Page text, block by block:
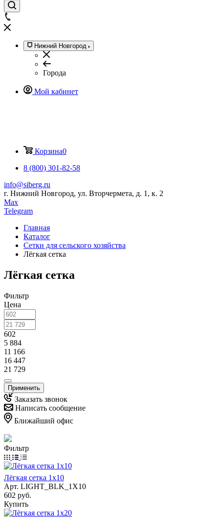
Нижний Новгород
Города
Мой кабинет
Корзина0
8 (800) 301-82-58
info@siberg.ru
г. Нижний Новгород, ул. Вторчермета, д. 1, к. 2
Max
Telegram
Главная
Каталог
Сетки для сельского хозяйства
Лёгкая сетка
Лёгкая сетка
Фильтр
Цена
602
5 884
11 166
16 447
21 729
Применить
Заказать звонок
Написать сообщение
Ближайший офис
Фильтр
Лёгкая сетка 1х10
Арт. LIGHT_BLK_1X10
602 руб.
Купить